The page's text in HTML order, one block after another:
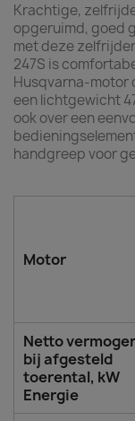
Krachtige,
opgeruimd, goed
met deze
247S is
Husqvarna-motor
een lichtgewicht
ook over een
handgreep voor
Motor
Netto
bij afgesteld
toerental, kW
Energie